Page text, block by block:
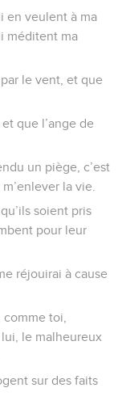
en veulent à ma
méditent ma
le vent, et que
que l’ange de
un piège, c’est
la vie.
soient pris
pour leur
réjouirai à cause
toi,
le malheureux
sur des faits